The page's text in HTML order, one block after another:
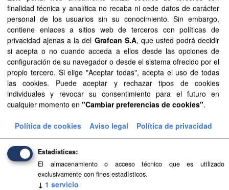
Aprobación Definitiva...
Aprobación Definitiva...
Aprobación Definitiva...
Aprobación Definitiva...
Aprobación Definitiva...
Aprobación Definitiva...
Aprobación Definitiva...
Aprobación Definitiva...
Aprobación Definitiva...
finalidad técnica y analítica no recaba ni cede datos de carácter
personal de los usuarios sin su conocimiento. Sin embargo,
contiene enlaces a sitios web de terceros con políticas de
privacidad ajenas a la del Grafcan S.A, que usted podrá decidir
si acepta o no cuando acceda a ellos desde las opciones de
configuración de su navegador o desde el sistema ofrecido por el
propio tercero. Si elige "Aceptar todas", acepta el uso de todas
las cookies. Puede aceptar y rechazar tipos de cookies
individuales y revocar su consentimiento para el futuro en
cualquier momento en "Cambiar preferencias de cookies".
Política de cookies Aviso legal Política de privacidad
Estadísticas
El almacenamiento o acceso técnico que es utilizado
exclusivamente con fines estadísticos.
↓ 1 servicio